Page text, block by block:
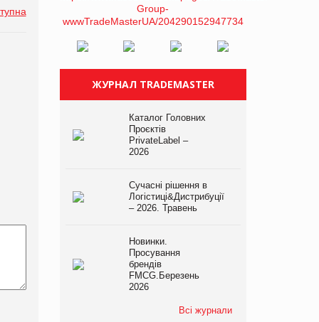
ЖУРНАЛ TRADEMASTER
Каталог Головних
Проєктів
PrivateLabel –
2026
Сучасні рішення в
Логістиці&Дистрибуції
– 2026. Травень
Новинки.
Просування
брендів
FMCG.Березень
2026
Всі журнали